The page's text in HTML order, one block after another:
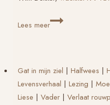
Lees meerGat
lezing
in
Veldhoven
Gat in mijn ziel | Halfwees |
Levensverhaal | Lezing |
Liese | Vader | Verlaat